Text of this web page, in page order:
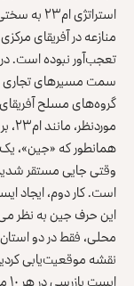
منازعه در آفریقای
تعجب‌آور نبوده است.
سمت مسیرهای تجاری
گروه‌های مسلح
همانطور که «جین»،
وقتی جایی مستقر شدید
است. کار دوم، ایجاد
این حرف جین به نظر
محلی، فقط در دو